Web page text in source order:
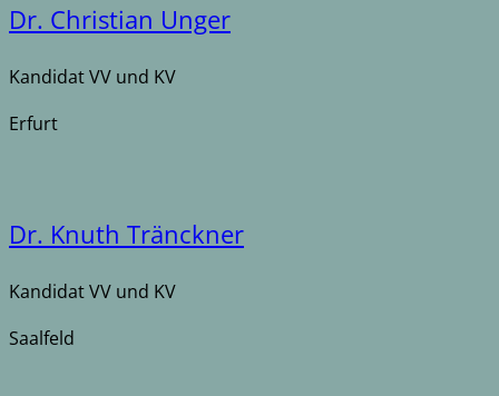
Dr. Christian Unger
Kandidat VV und KV
Erfurt
Dr. Knuth Tränckner
Kandidat VV und KV
Saalfeld